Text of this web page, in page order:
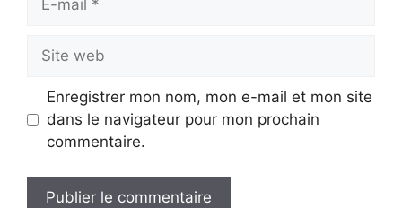
Site
web
Enregistrer mon nom, mon e-mail et mon site
dans le navigateur pour mon prochain
commentaire.